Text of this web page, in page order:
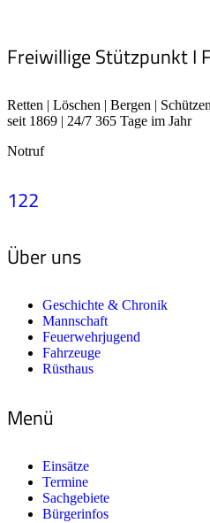
Freiwillige Stützpunkt I
Retten | Löschen | Bergen | Schützen
seit 1869 | 24/7 365 Tage im Jahr
Notruf
122
Über uns
Geschichte & Chronik
Mannschaft
Feuerwehrjugend
Fahrzeuge
Rüsthaus
Menü
Einsätze
Termine
Sachgebiete
Bürgerinfos